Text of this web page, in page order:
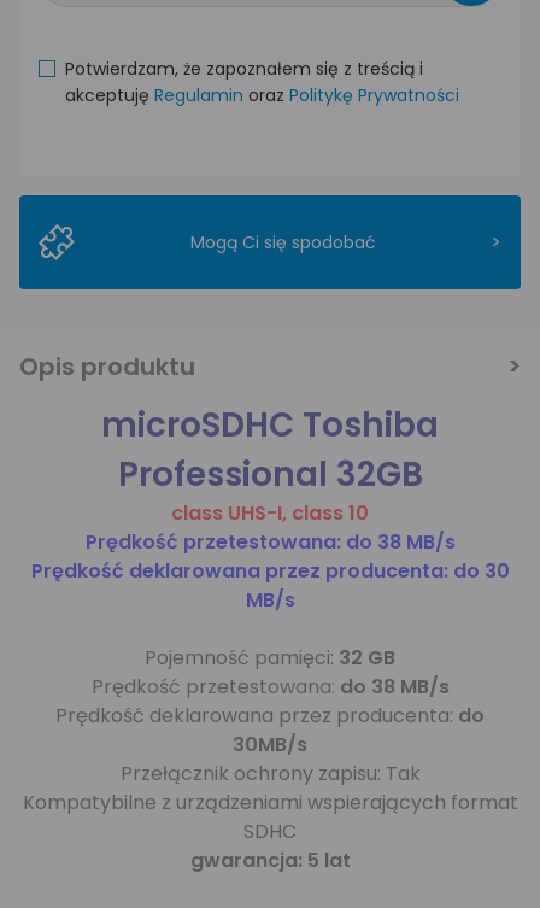
Potwierdzam, że zapoznałem się z treścią i
akceptuję Regulamin oraz Politykę Prywatności
Mogą Ci się spodobać >
Opis produktu
microSDHC Toshiba
Professional 32GB
class UHS-I, class 10
Prędkość przetestowana: do 38 MB/s
Prędkość deklarowana przez producenta: do 30
MB/s
Pojemność pamięci: 32 GB
Prędkość przetestowana: do 38 MB/s
Prędkość deklarowana przez producenta: do
30MB/s
Przełącznik ochrony zapisu: Tak
Kompatybilne z urządzeniami wspierających format
SDHC
gwarancja: 5 lat